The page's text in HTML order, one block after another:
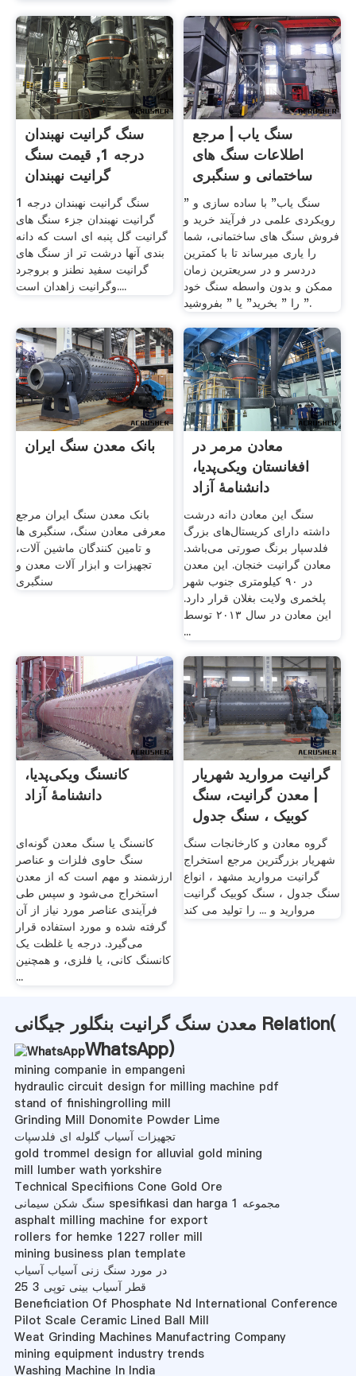
سنگ گرانیت نهبندان
درجه 1, قیمت سنگ
گرانیت نهبندان
سنگ گرانیت نهبندان درجه 1
گرانیت نهبندان جزء سنگ های
گرانیت گل پنبه ای است که دانه
بندی آنها درشت تر از سنگ های
گرانیت سفید نطنز و بروجرد
وگرانیت زاهدان است....
سنگ یاب | مرجع
اطلاعات سنگ های
ساختمانی و سنگبری
های .
" سنگ یاب" با ساده سازی و
رویکردی علمی در فرآیند خرید و
فروش سنگ های ساختمانی، شما
را یاری میرساند تا با کمترین
دردسر و در سریعترین زمان
ممکن و بدون واسطه سنگ خود
را " بخرید" یا " بفروشید ".
بانک معدن سنگ ایران
بانک معدن سنگ ایران مرجع
معرفی معادن سنگ، سنگبری ها
و تامین کنندگان ماشین آلات،
تجهیزات و ابزار آلات معدن و
سنگبری
معادن مرمر در
افغانستان ویکی‌پدیا،
دانشنامهٔ آزاد
سنگ این معادن دانه درشت
داشته دارای کریستال‌های بزرگ
فلدسپار برنگ صورتی می‌باشد.
معادن گرانیت خنجان. این معدن
در ۹۰ کیلومتری جنوب شهر
پلخمری ولایت بغلان قرار دارد.
این معادن در سال ۲۰۱۳ توسط
...
کانسنگ ویکی‌پدیا،
دانشنامهٔ آزاد
کانسنگ یا سنگ معدن گونه‌ای
سنگ حاوی فلزات و عناصر
ارزشمند و مهم است که از معدن
استخراج می‌شود و سپس طی
فرآیندی عناصر مورد نیاز از آن
گرفته شده و مورد استفاده قرار
می‌گیرد. درجه یا غلظت یک
کانسنگ کانی، یا فلزی، و همچنین
...
گرانیت مروارید شهریار
| معدن گرانیت، سنگ
کوبیک ، سنگ جدول
گروه معادن و کارخانجات سنگ
شهریار بزرگترین مرجع استخراج
گرانیت مروارید مشهد ، انواع
سنگ جدول ، سنگ کوبیک گرانیت
مروارید و ... را تولید می کند
معدن سنگ گرانیت بنگلور جیگانی Relation(
WhatsApp)
mining companie in empangeni
hydraulic circuit design for milling machine pdf
stand of finishingrolling mill
Grinding Mill Donomite Powder Lime
تجهیزات آسیاب گلوله ای فلدسپات
gold trommel design for alluvial gold mining
mill lumber wath yorkshire
Technical Specifiions Cone Gold Ore
سنگ شکن سیمانی spesifikasi dan harga 1 مجموعه
asphalt milling machine for export
rollers for hemke 1227 roller mill
mining business plan template
در مورد سنگ زنی آسیاب آسیاب
قطر آسیاب بینی توپی 3 25
Beneficiation Of Phosphate Nd International Conference
Pilot Scale Ceramic Lined Ball Mill
Weat Grinding Machines Manufactring Company
mining equipment industry trends
Washing Machine In India